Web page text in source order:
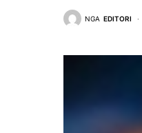
NGA EDITORI